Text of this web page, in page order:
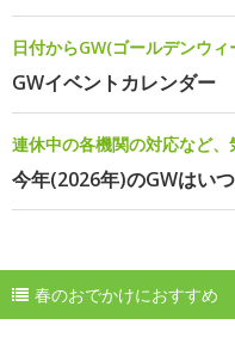
日付からGW(ゴールデンウ
GWイベントカレンダー
連休中の各機関の対応など
今年(2026年)のGWはい
春のおでかけにおすすめ